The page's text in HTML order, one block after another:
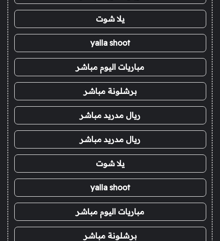
يلا شوت
yalla shoot
مباريات اليوم مباشر
برشلونة مباشر
ريال مدريد مباشر
ريال مدريد مباشر
يلا شوت
yalla shoot
مباريات اليوم مباشر
برشلونة مباشر